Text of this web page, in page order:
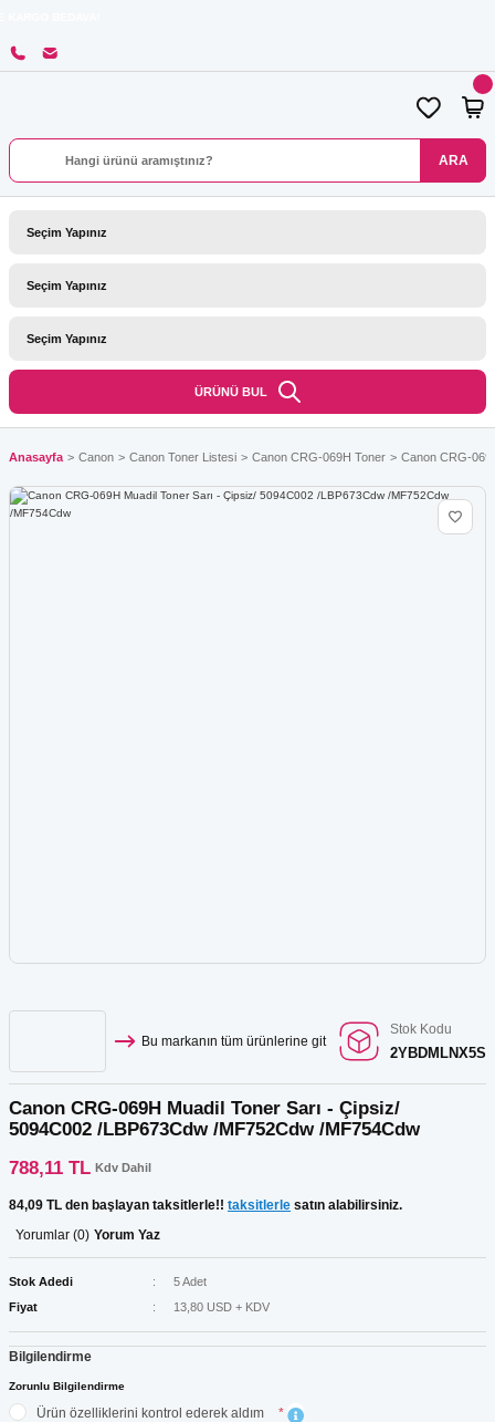
ARA
ÜRÜNÜ BUL
Anasayfa Canon Canon Toner Listesi Canon CRG-069H Toner Canon CRG-
Bu markanın tüm ürünlerine git
Stok Kodu
2YBDMLNX5S
Canon CRG-069H Muadil Toner Sarı - Çipsiz/
5094C002 /LBP673Cdw /MF752Cdw /MF754Cdw
788,11 TL Kdv Dahil
84,09 TL den başlayan taksitlerle!! taksitlerle satın alabilirsiniz.
Yorumlar (0) Yorum Yaz
Stok Adedi
5 Adet
Fiyat
13,80 USD + KDV
Bilgilendirme
Zorunlu Bilgilendirme
Ürün özelliklerini kontrol ederek aldım *